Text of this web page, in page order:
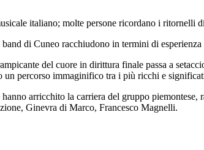
italiano; molte persone ricordano i ritornelli
di Cuneo racchiudono in termini di esperienza
del cuore in dirittura finale passa a
percorso immaginifico tra i più ricchi e
arricchito la carriera del gruppo
Ginevra di Marco, Francesco Magnelli.